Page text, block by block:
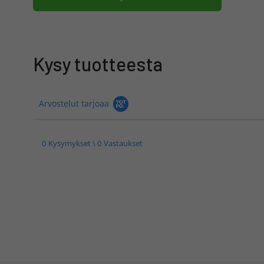
Kysy tuotteesta
Arvostelut tarjoaa
0 Kysymykset \ 0 Vastaukset